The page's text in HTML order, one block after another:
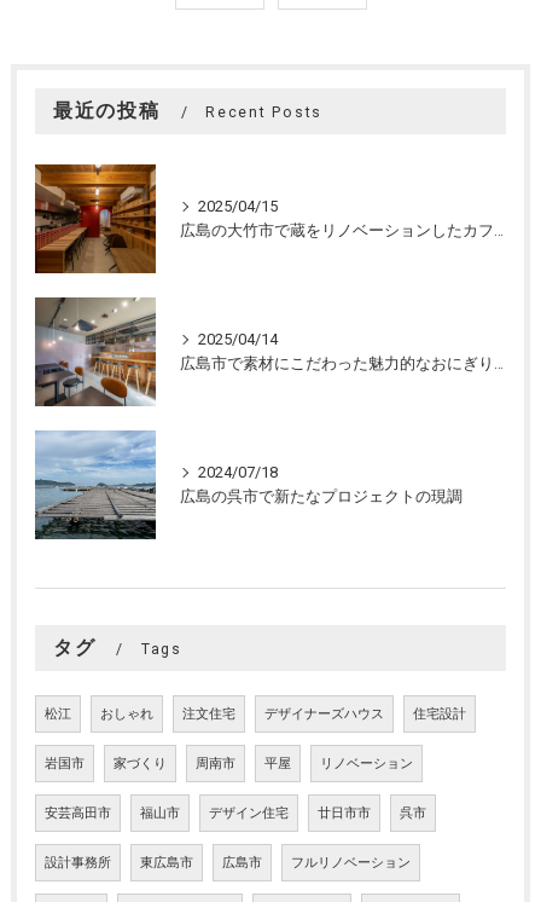
最近の投稿 Recent Posts
2025/04/15
2025/04/14
2024/07/18
広島の呉市で新たなプロジェクトの現調
タグ Tags
松江 おしゃれ 注文住宅 デザイナーズハウス 住宅設計
岩国市 家づくり 周南市 平屋 リノベーション
安芸高田市 福山市 デザイン住宅 廿日市市 呉市
設計事務所 東広島市 広島市 フルリノベーション